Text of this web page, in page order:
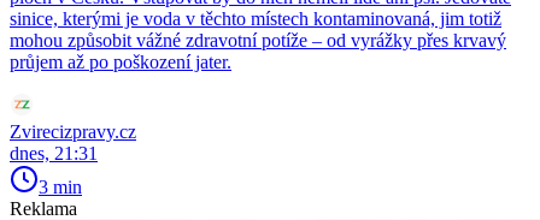
sinice, kterými je voda v těchto místech kontaminovaná, jim totiž
mohou způsobit vážné zdravotní potíže – od vyrážky přes krvavý
průjem až po poškození jater.
Zvirecizpravy.cz
dnes, 21:31
3 min
Reklama